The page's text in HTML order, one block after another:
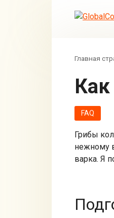
Главная
FAQ
Грибы
нежному
варка. Я